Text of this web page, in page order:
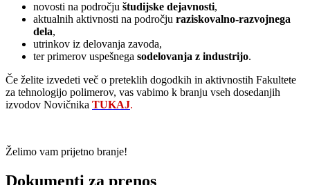
novosti na področju študijske dejavnosti,
aktualnih aktivnosti na področju raziskovalno-razvojnega
dela,
utrinkov iz delovanja zavoda,
ter primerov uspešnega sodelovanja z industrijo.
Če želite izvedeti več o preteklih dogodkih in aktivnostih Fakultete
za tehnologijo polimerov, vas vabimo k branju vseh dosedanjih
izvodov Novičnika TUKAJ.
Želimo vam prijetno branje!
Dokumenti za prenos